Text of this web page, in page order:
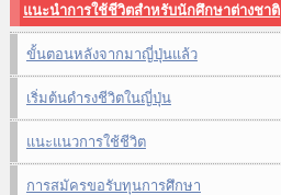
แนะนำการใช้ชีวิตสำหรับนักศึกษาต่างชาติ
ขั้นตอนหลังจากมาญี่ปุ่นแล้ว
เริ่มต้นดำรงชีวิตในญี่ปุ่น
แนะแนวการใช้ชีวิต
การสมัครขอรับทุนการศึกษา